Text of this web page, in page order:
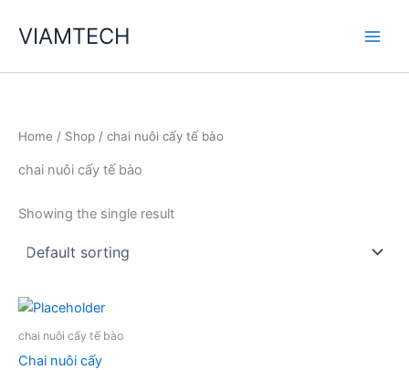
VIAMTECH
Home / Shop / chai nuôi cấy tế bào
chai nuôi cấy tế bào
Showing the single result
chai nuôi cấy tế bào
Chai nuôi cấy